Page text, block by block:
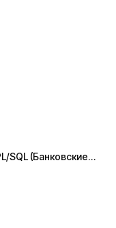
SQL (Банковские…